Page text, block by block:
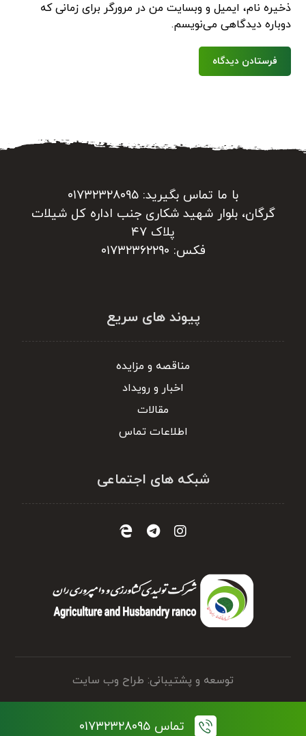
ذخیره نام، ایمیل و وبسایت من در مرورگر برای زمانی که
دوباره دیدگاهی می‌نویسم.
فرستادن دیدگاه
با ما تماس بگیرید: ۰۱۷۳۲۳۲۸۰۹۵
گرگان، بلوار شهید شکاری جنب اداره کل شیلات
پلاک ۴۷
فکس: ۰۱۷۳۲۳۶۲۲۹۰
پیوند های سریع
مناقصه و مزایده
اخبار و رویداد
مقالات
اطلاعات تماس
شبکه های اجتماعی
توسعه و پشتیبانی: طراح وب سایت
تماس ۰۱۷۳۲۳۲۸۰۹۵